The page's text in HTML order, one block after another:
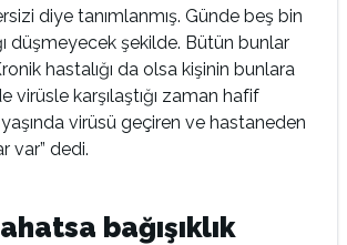
diye tanımlanmış. Günde beş bin
düşmeyecek şekilde. Bütün bunlar
hastalığı da olsa kişinin bunlara
virüsle karşılaştığı zaman hafif
virüsü geçiren ve hastaneden
var” dedi.
bağışıklık